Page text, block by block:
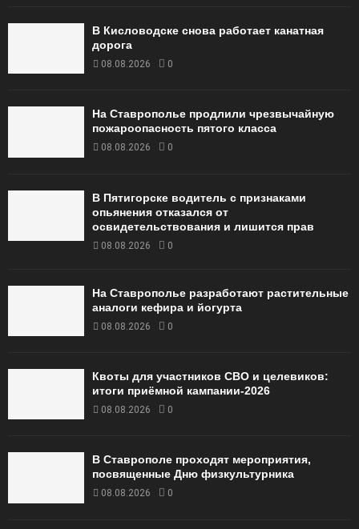
В Кисловодске снова работает канатная
дорога
08.08.2026 0
На Ставрополье продлили чрезвычайную
пожароопасность пятого класса
08.08.2026 0
В Пятигорске водитель с признаками
опьянения отказался от
освидетельствования и лишится прав
08.08.2026 0
На Ставрополье разработают растительные
аналоги кефира и йогурта
08.08.2026 0
Квоты для участников СВО и целевиков:
итоги приёмной кампании‑2026
08.08.2026 0
В Ставрополе проходят мероприятия,
посвященные Дню физкультурника
08.08.2026 0